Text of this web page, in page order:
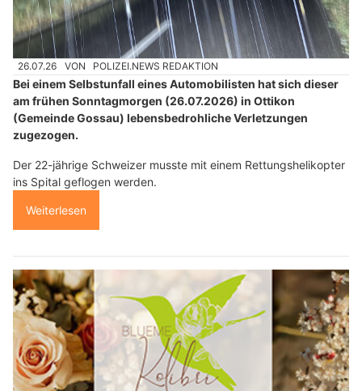
26.07.26 VON POLIZEI.NEWS REDAKTION
Bei einem Selbstunfall eines Automobilisten hat sich dieser
am frühen Sonntagmorgen (26.07.2026) in Ottikon
(Gemeinde Gossau) lebensbedrohliche Verletzungen
zugezogen.
Der 22-jährige Schweizer musste mit einem Rettungshelikopter
ins Spital geflogen werden.
Weiterlesen